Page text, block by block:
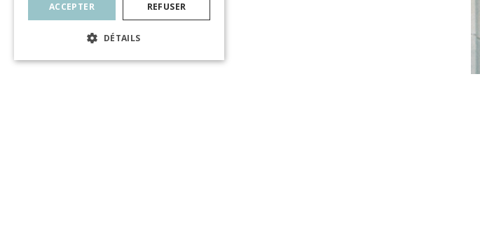
ACCEPTER REFUSER
DÉTAILS